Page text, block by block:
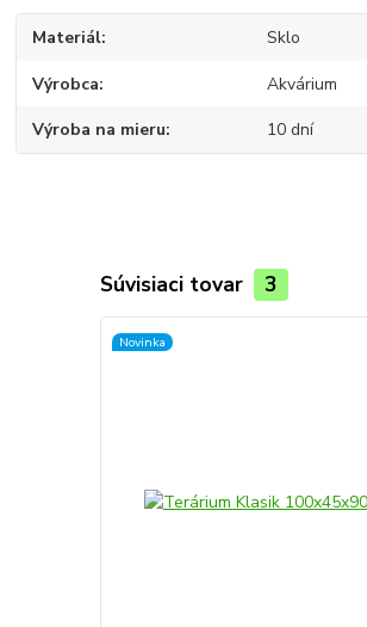
Materiál Sklo
Výrobca Akvárium
Výroba na mieru 10 dní
Súvisiaci tovar 3
Novinka